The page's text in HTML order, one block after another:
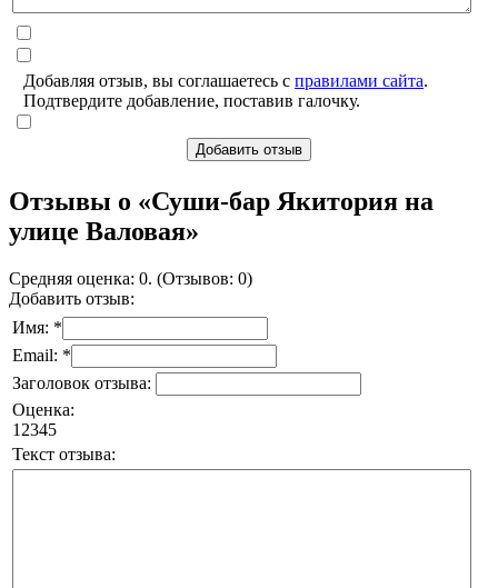
Добавляя отзыв, вы соглашаетесь с правилами сайта.
Подтвердите добавление, поставив галочку.
Добавить отзыв
Отзывы о «Суши-бар Якитория на
улице Валовая»
Средняя оценка: 0. (Отзывов: 0)
Добавить отзыв:
Имя: *
Email: *
Заголовок отзыва:
Оценка:
1 2345
Текст отзыва: